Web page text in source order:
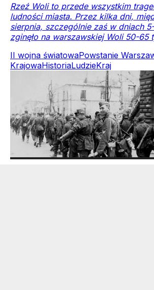
Rzeź Woli to przede wszystkim
ludności miasta. Przez kilka dni,
sierpnia, szczególnie zaś w dniach
zginęło na warszawskiej Woli 50-65
II wojna światowaPowstanie
KrajowaHistoriaLudzieKraj